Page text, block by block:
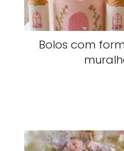
Bolos com